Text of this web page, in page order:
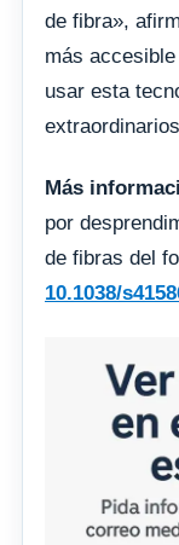
de fibra»,
más
usar esta
Más
por
de fibras del
10.1038/